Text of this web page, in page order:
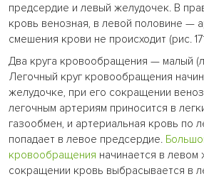
предсердие и левый желудочек. В
кровь венозная, в левой половине —
смешения крови не происходит (рис.
Два круга кровообращения — малый
Легочный круг кровообращения
желудочке, при его сокращении
легочным артериям приносится в
газообмен, и артериальная кровь по
попадает в левое предсердие.
кровообращения начинается в левом
сокращении кровь выбрасывается в